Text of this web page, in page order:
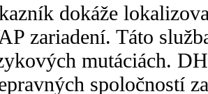
dokáže
zariadení. Táto
mutáciách.
spoločností